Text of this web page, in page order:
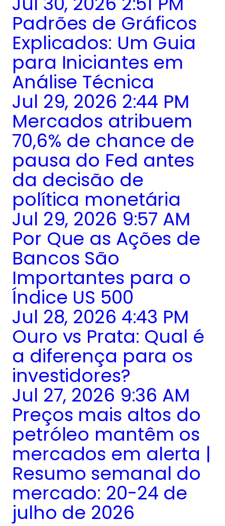
Padrões de Gráficos
Explicados: Um Guia
para Iniciantes em
Análise Técnica
Jul 29, 2026 2:44 PM
Mercados atribuem
70,6% de chance de
pausa do Fed antes
da decisão de
política monetária
Jul 29, 2026 9:57 AM
Por Que as Ações de
Bancos São
Importantes para o
Índice US 500
Jul 28, 2026 4:43 PM
Ouro vs Prata: Qual é
a diferença para os
investidores?
Jul 27, 2026 9:36 AM
Preços mais altos do
petróleo mantêm os
mercados em alerta |
Resumo semanal do
mercado: 20-24 de
julho de 2026